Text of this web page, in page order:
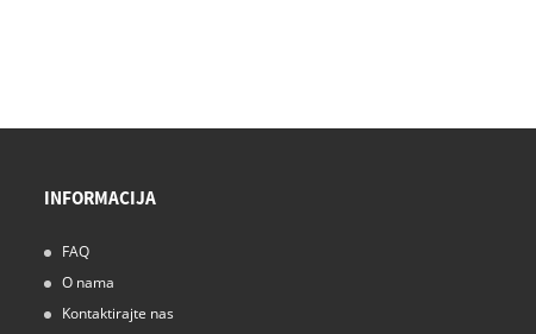
INFORMACIJA
FAQ
O nama
Kontaktirajte nas